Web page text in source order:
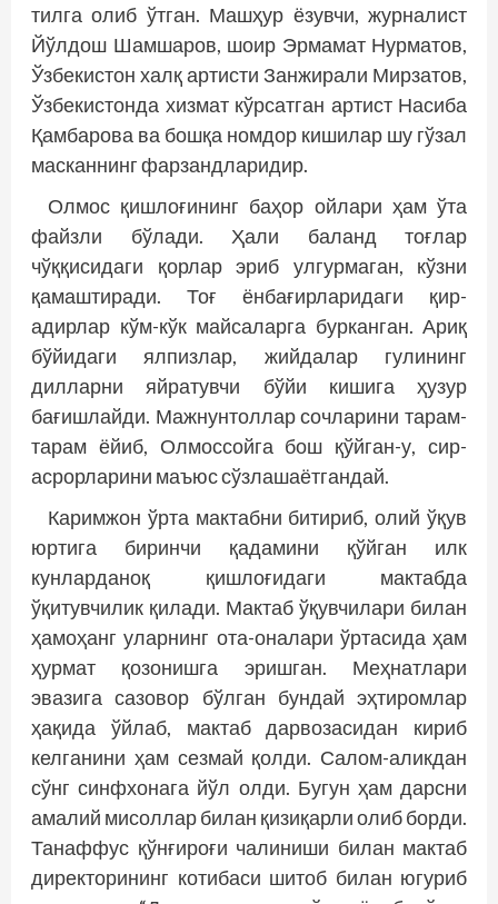
тилга олиб ўтган. Машҳур ёзувчи, журналист
Йўлдош Шамшаров, шоир Эрмамат Нурматов,
Ўзбекистон халқ артисти Занжирали Мирзатов,
Ўзбекистонда хизмат кўрсатган артист Насиба
Қамбарова ва бошқа номдор кишилар шу гўзал
масканнинг фарзандларидир.
Олмос қишлоғининг баҳор ойлари ҳам ўта
файзли бўлади. Ҳали баланд тоғлар
чўққисидаги қорлар эриб улгурмаган, кўзни
қамаштиради. Тоғ ёнбағирларидаги қир-
адирлар кўм-кўк майсаларга бурканган. Ариқ
бўйидаги ялпизлар, жийдалар гулининг
дилларни яйратувчи бўйи кишига ҳузур
бағишлайди. Мажнунтоллар сочларини тарам-
тарам ёйиб, Олмоссойга бош қўйган-у, сир-
асрорларини маъюс сўзлашаётгандай.
Каримжон ўрта мактабни битириб, олий ўқув
юртига биринчи қадамини қўйган илк
кунларданоқ қишлоғидаги мактабда
ўқитувчилик қилади. Мактаб ўқувчилари билан
ҳамоҳанг уларнинг ота-оналари ўртасида ҳам
ҳурмат қозонишга эришган. Меҳнатлари
эвазига сазовор бўлган бундай эҳтиромлар
ҳақида ўйлаб, мактаб дарвозасидан кириб
келганини ҳам сезмай қолди. Салом-аликдан
сўнг синфхонага йўл олди. Бугун ҳам дарсни
амалий мисоллар билан қизиқарли олиб борди.
Танаффус қўнғироғи чалиниши билан мактаб
директорининг котибаси шитоб билан югуриб